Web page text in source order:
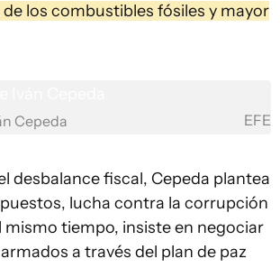
los combustibles fósiles y mayor
Cepeda EFE
desbalance fiscal, Cepeda plantea
lucha contra la corrupción
mismo tiempo, insiste en negociar
a través del plan de paz